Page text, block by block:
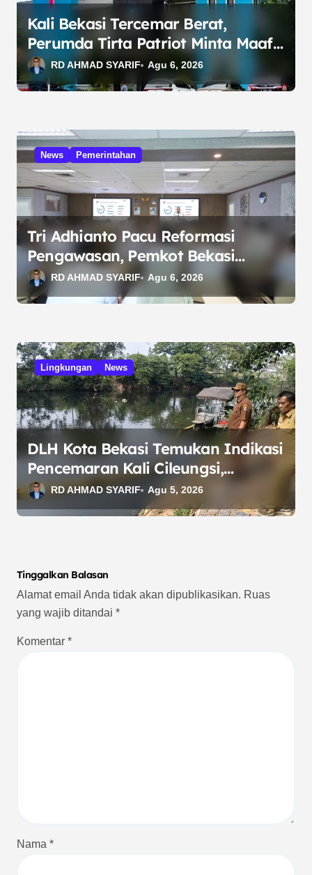
Kali Bekasi Tercemar Berat,
Perumda Tirta Patriot Minta Maaf
atas Penurunan Kualitas Air
RD AHMAD SYARIF Agu 6, 2026
News Pemerintahan
Tri Adhianto Pacu Reformasi
Pengawasan, Pemkot Bekasi
Targetkan Skor MCSP KPK Naik
RD AHMAD SYARIF Agu 6, 2026
Lingkungan News
DLH Kota Bekasi Temukan Indikasi
Pencemaran Kali Cileungsi,
Kualitas Air Lampaui Baku Mutu
RD AHMAD SYARIF Agu 5, 2026
Tinggalkan Balasan
Alamat email Anda tidak akan dipublikasikan. Ruas
yang wajib ditandai *
Komentar *
Nama *